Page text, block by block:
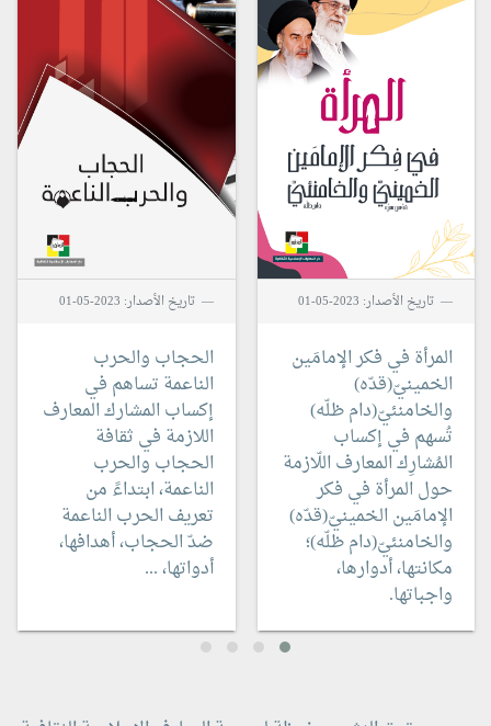
تاريخ الأصدار: 2023-05-01
المرأة في فكر الإمامَين
الخمينيّ(قدّه)
والخامنئيّ(دام ظلّه)
تُسهم في إكساب
المُشارِك المعارف اللّازمة
حول المرأة في فكر
الإمامَين الخمينيّ(قدّه)
والخامنئيّ(دام ظلّه)؛
مكانتها، أدوارها،
واجباتها.
تاريخ الأصدار: 2023-05-01
الحجاب والحرب
الناعمة تساهم في
إكساب المشارك المعارف
اللازمة في ثقافة
الحجاب والحرب
الناعمة، ابتداءً من
تعريف الحرب الناعمة
ضدّ الحجاب، أهدافها،
أدواتها، ...